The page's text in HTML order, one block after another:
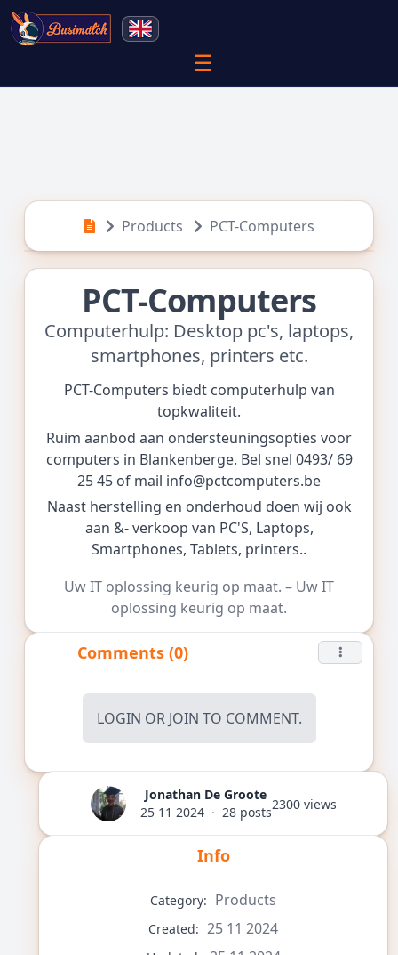
☰
Products PCT-Computers
PCT-Computers
Computerhulp: Desktop pc's, laptops,
smartphones, printers etc.
PCT-Computers biedt computerhulp van
topkwaliteit.
Ruim aanbod aan ondersteuningsopties voor
computers in Blankenberge. Bel snel 0493/ 69
25 45 of mail info@pctcomputers.be
Naast herstelling en onderhoud doen wij ook
aan &- verkoop van PC'S, Laptops,
Smartphones, Tablets, printers..
Uw IT oplossing keurig op maat. – Uw IT
oplossing keurig op maat.
Comments (0)
LOGIN OR JOIN TO COMMENT.
Jonathan De Groote
25 11 2024 · 28 posts2300 views
Info
Category: Products
Created: 25 11 2024